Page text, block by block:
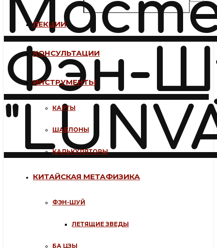
ЛЕКЦИИ
КОНСУЛЬТАЦИИ
ИНСТРУМЕНТЫ
КАРТЫ
ШАБЛОНЫ
КАЛЬКУЛЯТОРЫ
КИТАЙСКАЯ МЕТАФИЗИКА
ФЭН-ШУЙ
ЛЕТЯЩИЕ ЗВЕДЫ
БА ЦЗЫ